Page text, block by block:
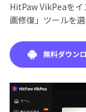
HitPaw VikPeaを
画修復」ツールを選